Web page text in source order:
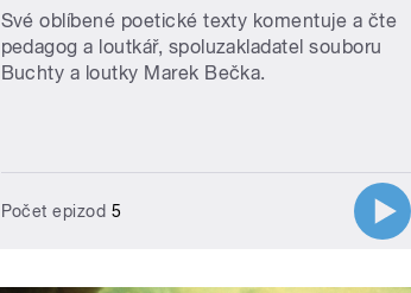
Své oblíbené poetické texty komentuje a čte
pedagog a loutkář, spoluzakladatel souboru
Buchty a loutky Marek Bečka.
Počet epizod 5